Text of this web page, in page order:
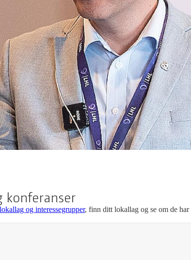
konferanser
lokallag og interessegrupper, finn ditt lokallag og se om de